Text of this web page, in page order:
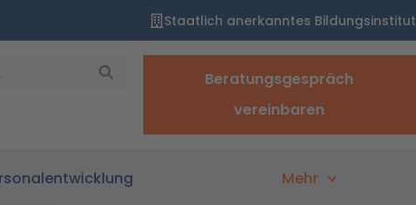
Staatlich anerkanntes Bildungsinstitut
Beratungsgespräch
vereinbaren
Mehr